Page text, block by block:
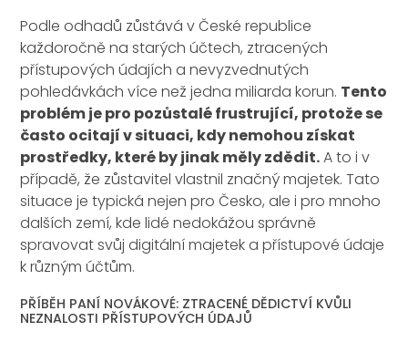
Podle odhadů zůstává v České republice
každoročně na starých účtech, ztracených
přístupových údajích a nevyzvednutých
pohledávkách více než jedna miliarda korun. Tento
problém je pro pozůstalé frustrující, protože se
často ocitají v situaci, kdy nemohou získat
prostředky, které by jinak měly zdědit.A to i v
případě, že zůstavitel vlastnil značný majetek. Tato
situace je typická nejen pro Česko, ale i pro mnoho
dalších zemí, kde lidé nedokážou správně
spravovat svůj digitální majetek a přístupové údaje
k různým účtům.
PŘÍBĚH PANÍ NOVÁKOVÉ: ZTRACENÉ DĚDICTVÍ KVŮLI
NEZNALOSTI PŘÍSTUPOVÝCH ÚDAJŮ